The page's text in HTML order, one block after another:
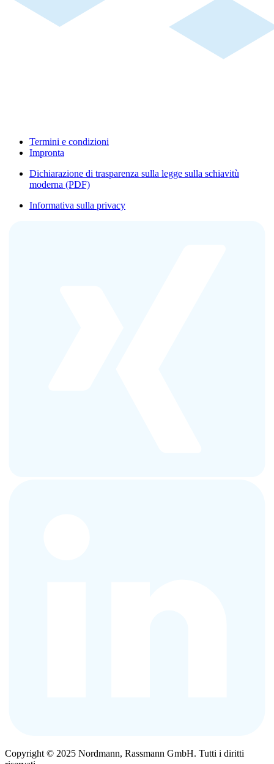
Termini e condizioni
Impronta
Dichiarazione di trasparenza sulla legge sulla schiavitù
moderna (PDF)
Informativa sulla privacy
Copyright © 2025 Nordmann, Rassmann GmbH. Tutti i diritti